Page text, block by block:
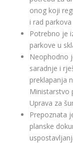
onog koji
i rad
Potrebno je
parkove u
Neophodno
saradnje i
preklapanja
Ministarstvo
Uprava za
Prepoznata
planske